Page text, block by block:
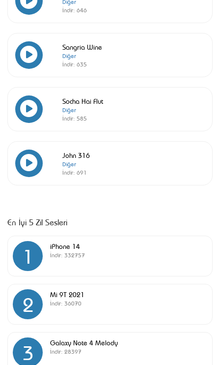
İndir: 646
Sangria Wine
Diğer
İndir: 635
Socha Hai Flut
Diğer
İndir: 585
John 316
Diğer
İndir: 691
En İyi 5 Zil Sesleri
1 iPhone 14
İndir: 332757
2 Mi 9T 2021
İndir: 36070
3 Galaxy Note 4 Melody
İndir: 28397